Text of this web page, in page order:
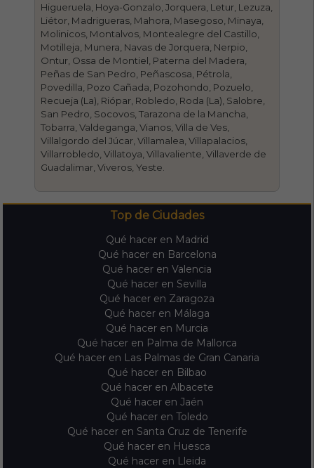
Higueruela, Hoya-Gonzalo, Jorquera, Letur, Lezuza,
Liétor, Madrigueras, Mahora, Masegoso, Minaya,
Molinicos, Montalvos, Montealegre del Castillo,
Motilleja, Munera, Navas de Jorquera, Nerpio,
Ontur, Ossa de Montiel, Paterna del Madera,
Peñas de San Pedro, Peñascosa, Pétrola,
Povedilla, Pozo Cañada, Pozohondo, Pozuelo,
Recueja (La), Riópar, Robledo, Roda (La), Salobre,
San Pedro, Socovos, Tarazona de la Mancha,
Tobarra, Valdeganga, Vianos, Villa de Ves,
Villalgordo del Júcar, Villamalea, Villapalacios,
Villarrobledo, Villatoya, Villavaliente, Villaverde de
Guadalimar, Viveros, Yeste.
Top de Ciudades
Qué hacer en Madrid
Qué hacer en Barcelona
Qué hacer en Valencia
Qué hacer en Sevilla
Qué hacer en Zaragoza
Qué hacer en Málaga
Qué hacer en Murcia
Qué hacer en Palma de Mallorca
Qué hacer en Las Palmas de Gran Canaria
Qué hacer en Bilbao
Qué hacer en Albacete
Qué hacer en Jaén
Qué hacer en Toledo
Qué hacer en Santa Cruz de Tenerife
Qué hacer en Huesca
Qué hacer en Lleida